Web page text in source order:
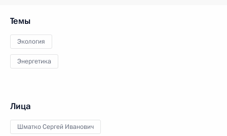
Темы
Экология
Энергетика
Лица
Шматко Сергей Иванович